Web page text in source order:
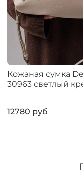
Кожаная сумка
30963 светлый
12780 руб